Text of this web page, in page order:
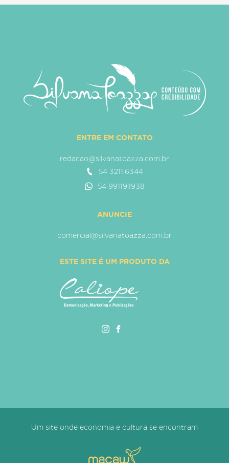
ENTRE EM CONTATO
redacao@silvanatoazza.com.br
54 3211.6344
54 99119.1938
ANUNCIE
comercial@silvanatoazza.com.br
ESTE SITE É UM PRODUTO DA
Um site onde economia e cultura se encontram